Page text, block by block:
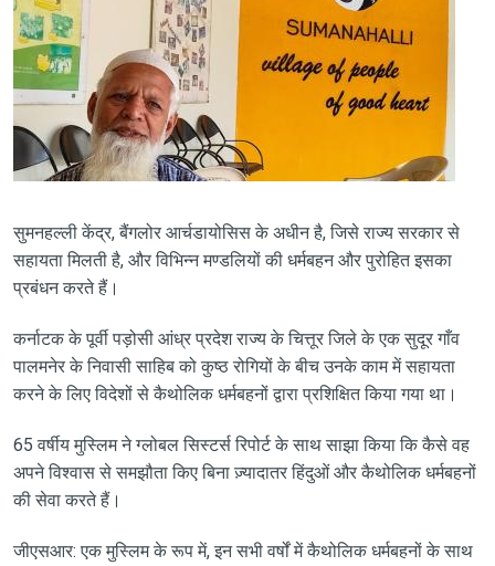
सुमनहल्ली केंद्र, बैंगलोर आर्चडायोसिस के अधीन है, जिसे राज्य सरकार से
सहायता मिलती है, और विभिन्न मण्डलियों की धर्मबहन और पुरोहित इसका
प्रबंधन करते हैं।
कर्नाटक के पूर्वी पड़ोसी आंध्र प्रदेश राज्य के चित्तूर जिले के एक सुदूर गाँव
पालमनेर के निवासी साहिब को कुष्ठ रोगियों के बीच उनके काम में सहायता
करने के लिए विदेशों से कैथोलिक धर्मबहनों द्वारा प्रशिक्षित किया गया था।
65 वर्षीय मुस्लिम ने ग्लोबल सिस्टर्स रिपोर्ट के साथ साझा किया कि कैसे वह
अपने विश्वास से समझौता किए बिना ज़्यादातर हिंदुओं और कैथोलिक धर्मबहनों
की सेवा करते हैं।
जीएसआर: एक मुस्लिम के रूप में, इन सभी वर्षों में कैथोलिक धर्मबहनों के साथ